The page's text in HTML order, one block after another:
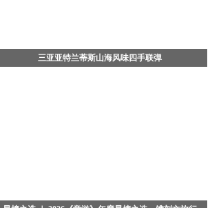
三亚亚特兰蒂斯山海风味四手联弹